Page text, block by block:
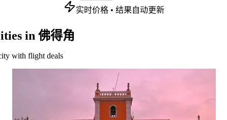
实时价格 • 结果自动更新
in 佛得角
with flight deals